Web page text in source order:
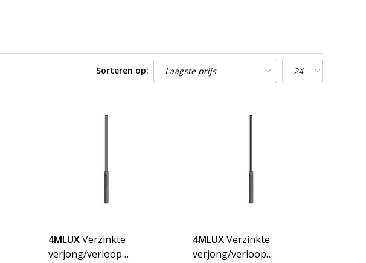
Sorteren op:
4MLUXVerzinkte
verjong/verloop
4MLUXVerzinkte
verjong/verloop